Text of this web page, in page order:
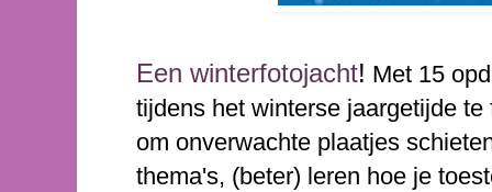
Een winterfotojacht! Met 15
tijdens het winterse jaargetijde
om onverwachte plaatjes
thema's, (beter) leren hoe je